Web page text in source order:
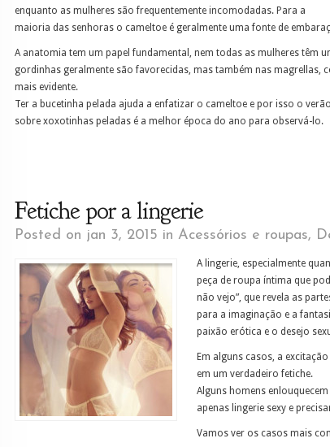
enquanto as mulheres são frequentemente incomodadas. Para a
maioria das senhoras o cameltoe é geralmente uma fonte de
A anatomia tem um papel fundamental, nem todas as mulheres têm
gordinhas geralmente são favorecidas, mas também nas magrellas,
mais evidente.
Ter a bucetinha pelada ajuda a enfatizar o cameltoe e por isso o
sobre xoxotinhas peladas é a melhor época do ano para observá-lo.
Fetiche por a lingerie
Posted on jan 3, 2015 in Acessórios e roupas,
A lingerie, especialmente
peça de roupa íntima que
não vejo”, que revela as
para a imaginação e a
paixão erótica e o desejo
Em alguns casos, a
em um verdadeiro fetiche.
Alguns homens
apenas lingerie sexy e
Vamos ver os casos mais